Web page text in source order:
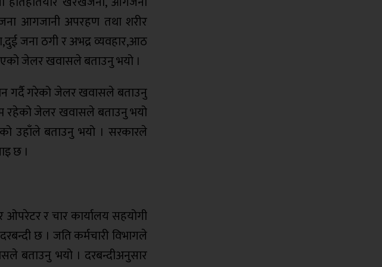
जना आगजानी अपरहण तथा शरीर
जना ठगी र अभद्र व्यवहार,आठ
जेलर खवासले बताउनु भयो ।
गर्दै गरेको जेलर खवासले बताउनु
रहेको जेलर खवासले बताउनु भयो
उहाँले बताउनु भयो । सरकारले
छ ।
र चार कार्यालय सहयोगी
छ । जति कर्मचारी विभागले
बताउनु भयो । दरबन्दीअनुसार